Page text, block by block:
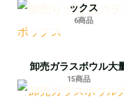
ックス
6商品
卸売ガラスボウル大
15商品